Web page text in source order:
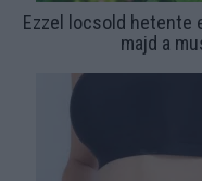
Ezzel locsold hetente
majd a